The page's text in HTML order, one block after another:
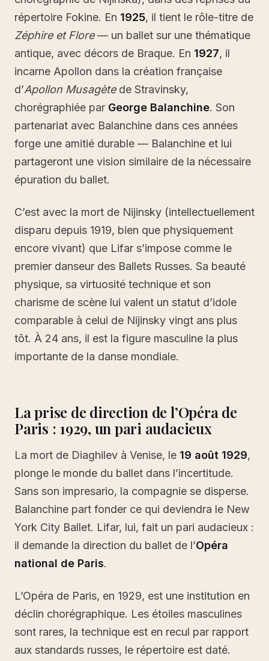
répertoire Fokine. En 1925, il tient le rôle-titre de
Zéphire et Flore— un ballet sur une thématique
antique, avec décors de Braque. En 1927, il
incarne Apollon dans la création française
d’Apollon Musagètede Stravinsky,
chorégraphiée par George Balanchine. Son
partenariat avec Balanchine dans ces années
forge une amitié durable — Balanchine et lui
partageront une vision similaire de la nécessaire
épuration du ballet.
C’est avec la mort de Nijinsky (intellectuellement
disparu depuis 1919, bien que physiquement
encore vivant) que Lifar s’impose comme le
premier danseur des Ballets Russes. Sa beauté
physique, sa virtuosité technique et son
charisme de scène lui valent un statut d’idole
comparable à celui de Nijinsky vingt ans plus
tôt. À 24 ans, il est la figure masculine la plus
importante de la danse mondiale.
La prise de direction de l’Opéra de
Paris : 1929, un pari audacieux
La mort de Diaghilev à Venise, le 19 août 1929,
plonge le monde du ballet dans l’incertitude.
Sans son impresario, la compagnie se disperse.
Balanchine part fonder ce qui deviendra le New
York City Ballet. Lifar, lui, fait un pari audacieux :
il demande la direction du ballet de l’Opéra
national de Paris.
L’Opéra de Paris, en 1929, est une institution en
déclin chorégraphique. Les étoiles masculines
sont rares, la technique est en recul par rapport
aux standards russes, le répertoire est daté.